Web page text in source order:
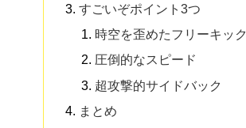
すごいぞポイント3つ
時空を歪めたフリーキック
圧倒的なスピード
超攻撃的サイドバック
まとめ